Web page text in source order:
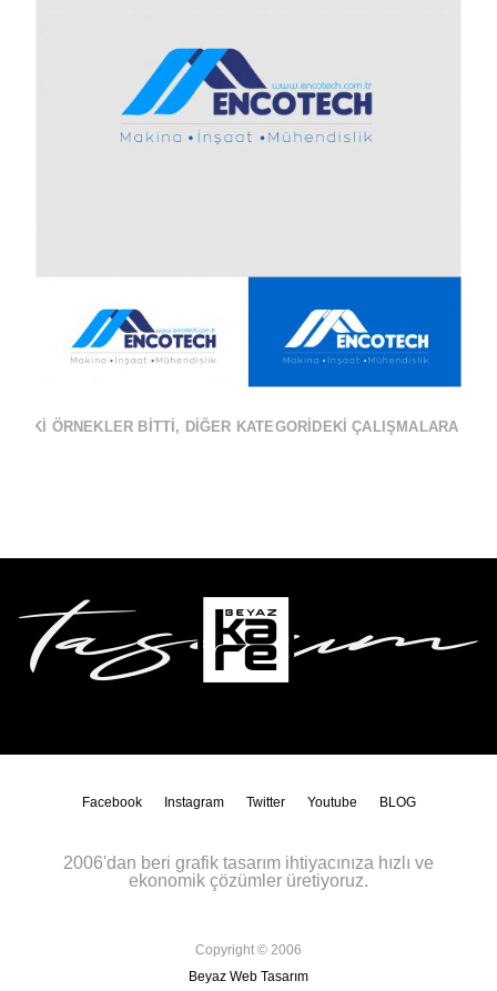
ÖRNEKLER BITTI, DIĞER KATEGORIDEKI ÇALIŞMALARA
Facebook Instagram Twitter Youtube BLOG
2006'dan beri grafik tasarım ihtiyacınıza hızlı ve
ekonomik çözümler üretiyoruz.
Copyright © 2006
Beyaz Web Tasarım